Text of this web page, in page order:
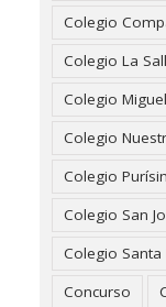
Colegio
Colegio La
Colegio
Colegio
Colegio
Colegio San
Colegio Santa
Concurso